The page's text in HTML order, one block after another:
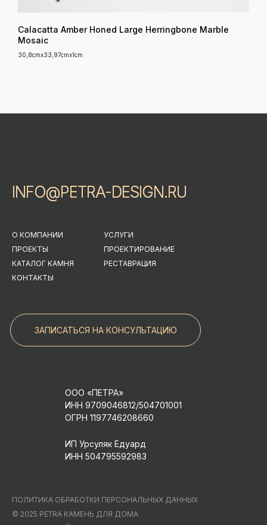
Calacatta Amber Honed Large Herringbone Marble
Mosaic
30,8cmx33,97cmx1cm
ПОЛИТИКА ОБРАБОТКИ ПЕРСОНАЛЬНЫХ ДАННЫХ
© 2025 PETRA КАМЕНЬ ДЛЯ ДОМА
INFO@PETRA-DESIGN.RU
INFO@PETRA-DESIGN.RU
ЗАПИСАТЬСЯ НА КОНСУЛЬТАЦИЮ
РЕСТАВРАЦИЯ
ПРОЕКТИРОВАНИЕ
КАТАЛОГ КАМНЯ
КОНТАКТЫ
ПРОЕКТЫ
УСЛУГИ
О КОМПАНИИ
ООО «ПЕТРА»
ИНН 9709046812/504701001
ОГРН 1197746208660
ИП Урсуляк Едуард
ИНН 504795592983